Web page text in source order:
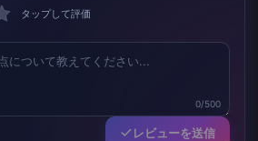
タップして評価
0/500
レビューを送信